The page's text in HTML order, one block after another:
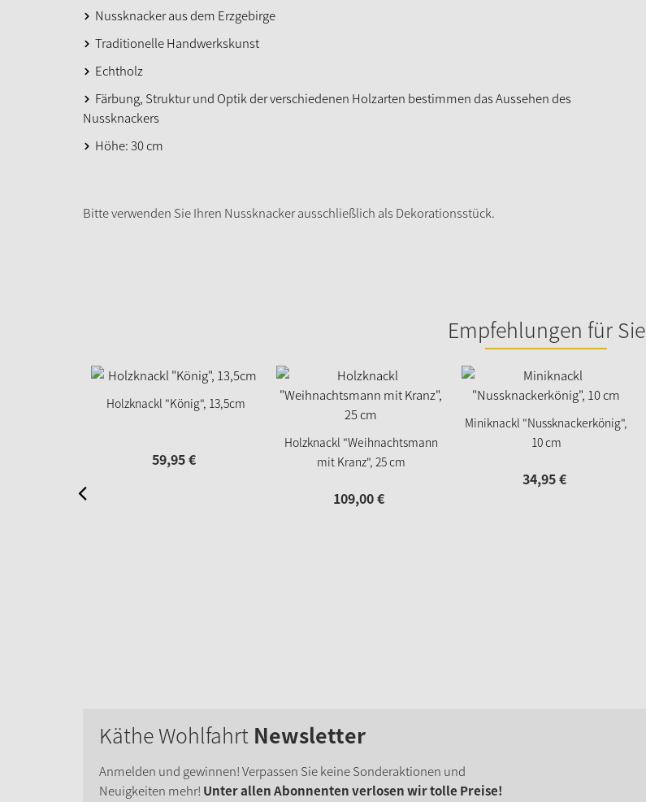
Nussknacker aus dem Erzgebirge
Traditionelle Handwerkskunst
Echtholz
Färbung, Struktur und Optik der verschiedenen Holzarten bestimmen das Aussehen des
Nussknackers
Höhe: 30 cm
Bitte verwenden Sie Ihren Nussknacker ausschließlich als Dekorationsstück.
Empfehlungen für Sie
Holzknackl "König", 13,5cm
59,95€
Holzknackl "Weihnachtsmann
mit Kranz", 25 cm
109,00€
Miniknackl "Nussknackerkönig",
10 cm
34,95€
Käthe Wohlfahrt Newsletter
Anmelden und gewinnen! Verpassen Sie keine Sonderaktionen und
Neuigkeiten mehr! Unter allen Abonnenten verlosen wir tolle Preise!